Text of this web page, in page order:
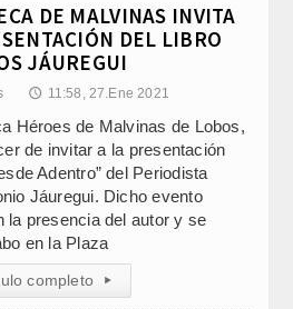
DE MALVINAS INVITA
DEL LIBRO
JÁUREGUI
🕔 11:58, 27.Ene 2021
Héroes de Malvinas de Lobos,
de invitar a la presentación
Adentro” del Periodista
Jáuregui. Dicho evento
la presencia del autor y se
en la Plaza
completo ▸